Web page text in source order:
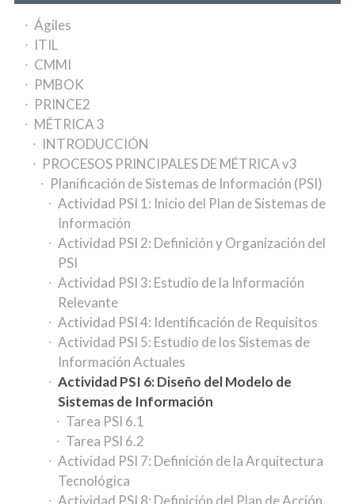
Ágiles
ITIL
CMMI
PMBOK
PRINCE2
MÉTRICA 3
INTRODUCCIÓN
PROCESOS PRINCIPALES DE MÉTRICA v3
Planificación de Sistemas de Información (PSI)
Actividad PSI 1: Inicio del Plan de Sistemas de
Información
Actividad PSI 2: Definición y Organización del
PSI
Actividad PSI 3: Estudio de la Información
Relevante
Actividad PSI 4: Identificación de Requisitos
Actividad PSI 5: Estudio de los Sistemas de
Información Actuales
Actividad PSI 6: Diseño del Modelo de
Sistemas de Información
Tarea PSI 6.1
Tarea PSI 6.2
Actividad PSI 7: Definición de la Arquitectura
Tecnológica
Actividad PSI 8: Definición del Plan de Acción